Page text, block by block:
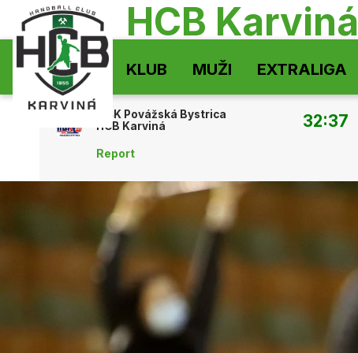
HCB Karviná
KLUB MUŽI EXTRALIGA
MŠK Povážská Bystrica
HCB Karviná
32:37
Report